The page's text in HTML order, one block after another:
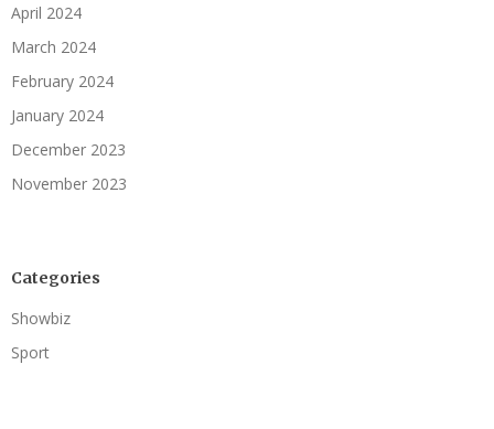
April 2024
March 2024
February 2024
January 2024
December 2023
November 2023
Categories
Showbiz
Sport